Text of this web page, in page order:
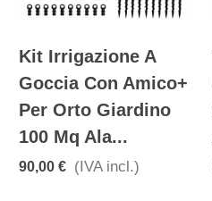
Kit Irrigazione A
Goccia Con Amico+
Per Orto Giardino
100 Mq Ala...
90,00 € (IVA incl.)